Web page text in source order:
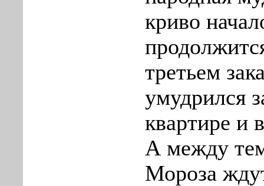
криво
третьем
умудрился
квартире и
А между
Мороза